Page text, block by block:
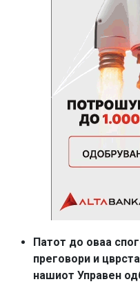
Патот до оваа
преговори и
нашиот Управен